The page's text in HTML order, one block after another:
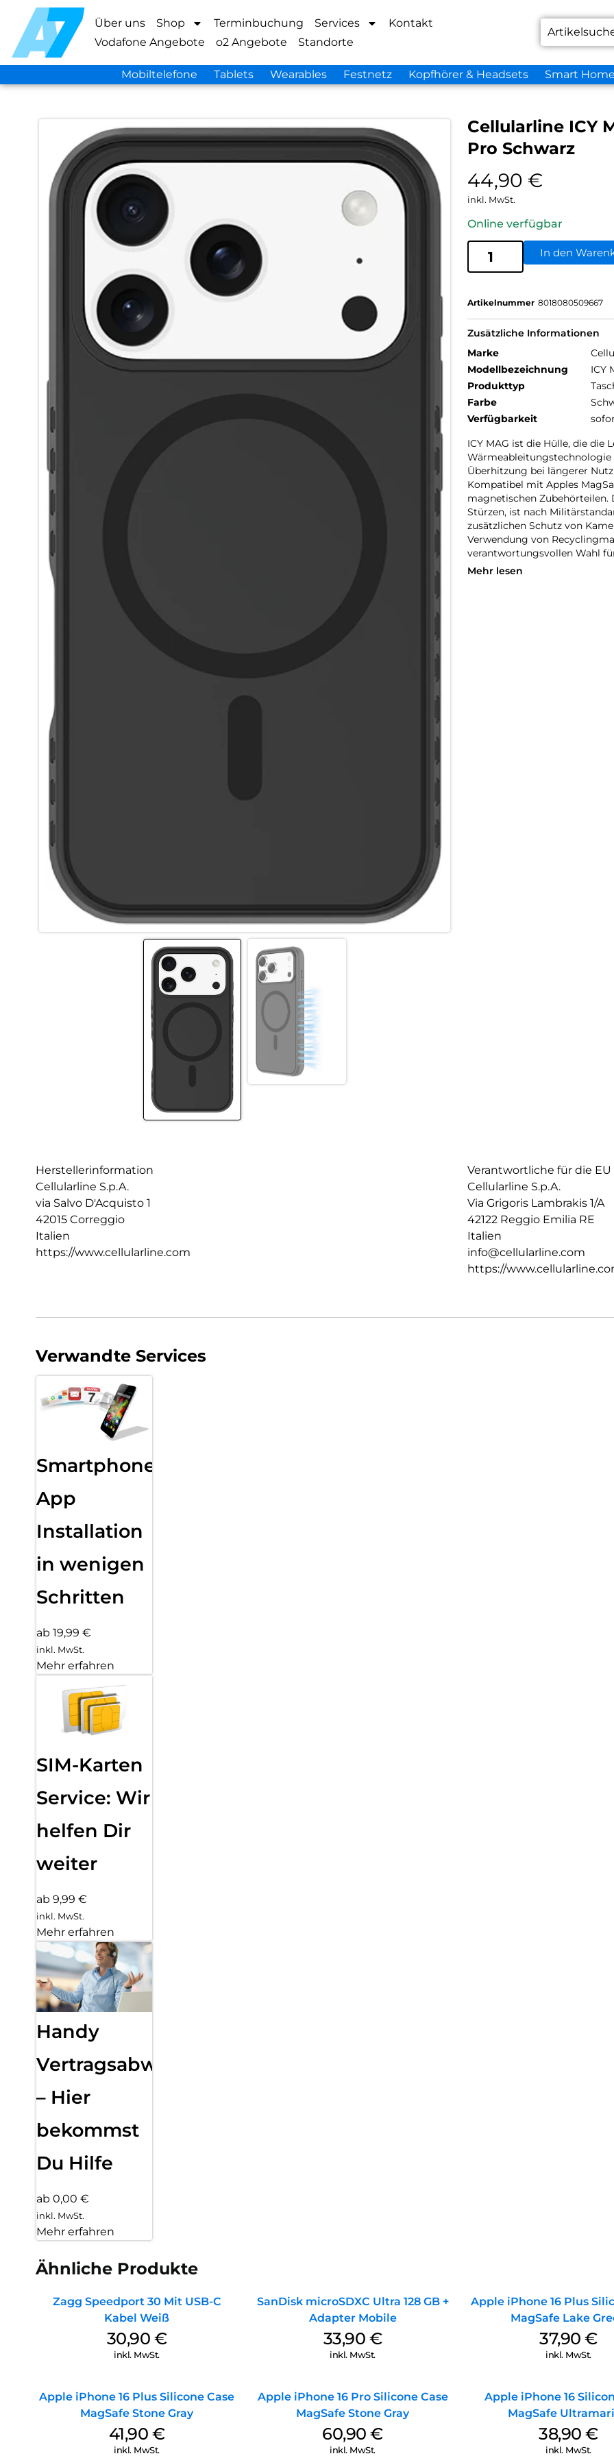
Über uns Shop Terminbuchung Services
Kontakt
Vodafone Angebote
o2 Angebote Standorte
Mobiltelefone Tablets Wearables Festnetz Kopfhörer & Headsets Smart
Cellularline ICY
Pro Schwarz
44,90 €
inkl. MwSt.
Online verfügbar
In den
Artikelnummer 8018080509667
Zusätzliche Informationen
Marke
Modellbezeichnung
ICY
Produkttyp
Farbe
Verfügbarkeit
ICY MAG ist die Hülle, die
Überhitzung bei längerer
Kompatibel mit Apples
magnetischen
Stürzen, ist nach
zusätzlichen Schutz von
Verwendung von
verantwortungsvollen Wahl
Mehr lesen
Herstellerinformation
Cellularline S.p.A.
via Salvo D'Acquisto 1
42015 Correggio
Italien
https://www.cellularline.com
Verantwortliche für die EU
Cellularline S.p.A.
Via Grigoris Lambrakis 1/A
42122 Reggio Emilia RE
Italien
info@cellularline.com
https://
Verwandte Services
Smartphone
App
Installation
in wenigen
Schritten
ab 19,99 €
inkl. MwSt.
Mehr erfahren
SIM-Karten
Service: Wir
helfen Dir
weiter
ab 9,99 €
inkl. MwSt.
Mehr erfahren
Handy
Vertragsabwicklung
– Hier
bekommst
Du Hilfe
ab 0,00 €
inkl. MwSt.
Mehr erfahren
Ähnliche Produkte
Zagg Speedport 30 Mit USB-C
Kabel Weiß
30,90 €
inkl. MwSt.
SanDisk microSDXC Ultra 128 GB +
Adapter Mobile
33,90 €
inkl. MwSt.
Apple iPhone 16 Plus
MagSafe Lake
37,90€
inkl. MwSt.
Apple iPhone 16 Plus Silicone Case
MagSafe Stone Gray
41,90 €
inkl. MwSt.
Apple iPhone 16 Pro Silicone Case
MagSafe Stone Gray
60,90€
inkl. MwSt.
Apple iPhone 16
MagSafe
38,90€
inkl. MwSt.